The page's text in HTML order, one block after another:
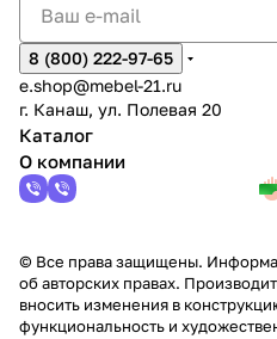
8 (800) 222-97-65
e.shop@mebel-21.ru
г. Канаш, ул. Полевая 20
Каталог
О компании
© Все права защищены.
об авторских правах.
вносить изменения в
функциональность и